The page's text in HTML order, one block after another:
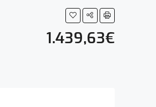
1.439,63€